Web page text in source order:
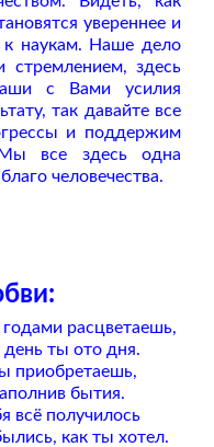
увереннее и
к наукам. Наше дело
стремлением, здесь
с Вами усилия
так давайте все
и поддержим
все здесь одна
человечества.
расцветаешь,
день ты ото дня.
приобретаешь,
бытия.
всё получилось
как ты хотел.